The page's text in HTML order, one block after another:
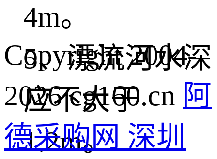
4m。
5、漂流河水深
应不大于
1.2m。
Copyright 2004-
2026 cg160.cn 阿
德采购网 深圳